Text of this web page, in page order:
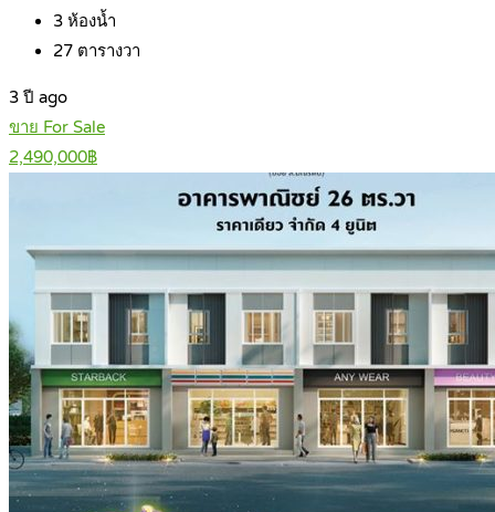
3 ห้องน้ำ
27 ตารางวา
3 ปี ago
ขาย For Sale
2,490,000฿